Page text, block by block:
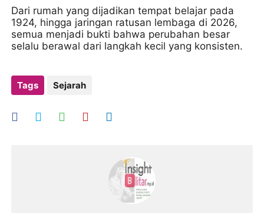
Dari rumah yang dijadikan tempat belajar pada
1924, hingga jaringan ratusan lembaga di 2026,
semua menjadi bukti bahwa perubahan besar
selalu berawal dari langkah kecil yang konsisten.
Tags Sejarah